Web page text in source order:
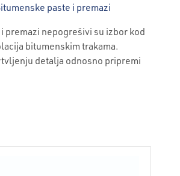
paste i premazi
premazi nepogrešivi su izbor kod
bitumenskim trakama.
detalja odnosno pripremi